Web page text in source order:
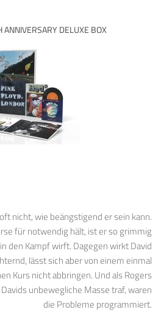
DELUXE BOX
nicht, wie beängstigend er sein kann.
für notwendig hält, ist er so grimmig
den Kampf wirft. Dagegen wirkt David
lässt sich aber von einem einmal
Kurs nicht abbringen. Und als Rogers
unbewegliche Masse traf, waren
die Probleme programmiert.